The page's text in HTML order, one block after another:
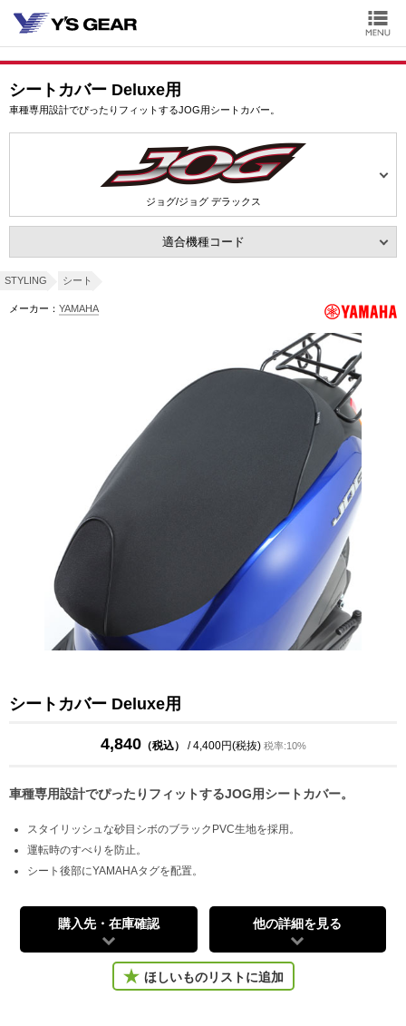
シートカバー Deluxe用
車種専用設計でぴったりフィットするJOG用シートカバー。
ジョグ/ジョグ デラックス
適合機種コード
STYLING シート
メーカー： YAMAHA
シートカバー Deluxe用
4,840（税込） / 4,400円(税抜) 税率:10%
車種専用設計でぴったりフィットするJOG用シートカバー。
スタイリッシュな砂目シボのブラックPVC生地を採用。
運転時のすべりを防止。
シート後部にYAMAHAタグを配置。
購入先・在庫確認 他の詳細を見る
ほしいものリストに追加